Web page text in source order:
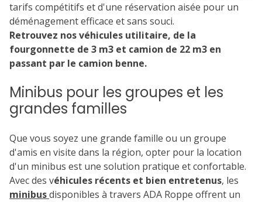
tarifs compétitifs et d'une réservation aisée pour un
déménagement efficace et sans souci.
Retrouvez nos véhicules utilitaire, de la
fourgonnette de 3 m3 et camion de 22 m3 en
passant par le camion benne.
Minibus pour les groupes et les
grandes familles
Que vous soyez une grande famille ou un groupe
d'amis en visite dans la région, opter pour la location
d'un minibus est une solution pratique et confortable.
Avec des véhicules récents et bien entretenus, les
minibusdisponibles à travers ADA Roppe offrent un